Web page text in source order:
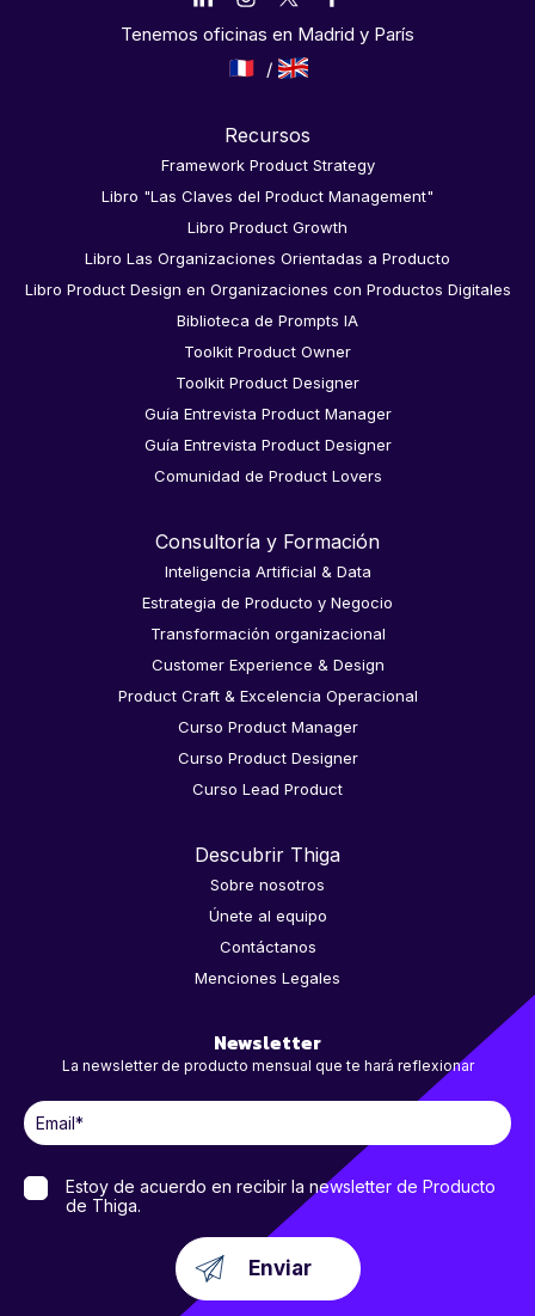
Tenemos oficinas en Madrid y París
Recursos
Framework Product Strategy
Libro "Las Claves del Product Management"
Libro Product Growth
Libro Las Organizaciones Orientadas a Producto
Libro Product Design en Organizaciones con Productos Digitales
Biblioteca de Prompts IA
Toolkit Product Owner
Toolkit Product Designer
Guía Entrevista Product Manager
Guía Entrevista Product Designer
Comunidad de Product Lovers
Consultoría y Formación
Inteligencia Artificial & Data
Estrategia de Producto y Negocio
Transformación organizacional
Customer Experience & Design
Product Craft & Excelencia Operacional
Curso Product Manager
Curso Product Designer
Curso Lead Product
Descubrir Thiga
Sobre nosotros
Únete al equipo
Contáctanos
Menciones Legales
Newsletter
La newsletter de producto mensual que te hará reflexionar
Estoy de acuerdo en recibir la newsletter de Producto
de Thiga.